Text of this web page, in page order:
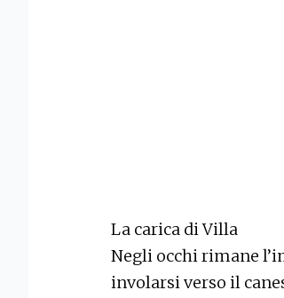
La carica di Villa
Negli occhi rimane
involarsi verso il